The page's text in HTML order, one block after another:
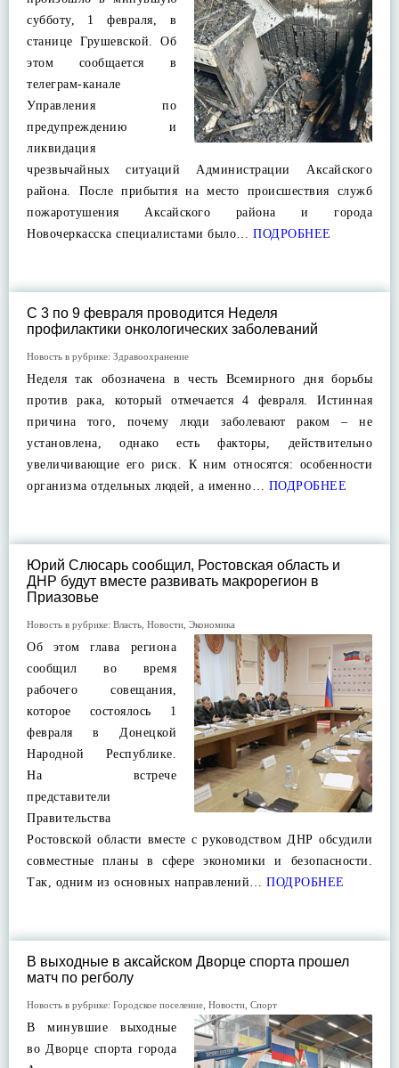
субботу, 1 февраля, в
станице Грушевской. Об
этом сообщается в
телеграм-канале
Управления по
предупреждению и
ликвидация
чрезвычайных ситуаций Администрации Аксайского
района. После прибытия на место происшествия служб
пожаротушения Аксайского района и города
Новочеркасска специалистами было… ПОДРОБНЕЕ
С 3 по 9 февраля проводится Неделя
профилактики онкологических заболеваний
Новость в рубрике: Здравоохранение
Неделя так обозначена в честь Всемирного дня борьбы
против рака, который отмечается 4 февраля. Истинная
причина того, почему люди заболевают раком – не
установлена, однако есть факторы, действительно
увеличивающие его риск. К ним относятся: особенности
организма отдельных людей, а именно… ПОДРОБНЕЕ
Юрий Слюсарь сообщил, Ростовская область и
ДНР будут вместе развивать макрорегион в
Приазовье
Новость в рубрике: Власть Новости Экономика
Об этом глава региона
сообщил во время
рабочего совещания,
которое состоялось 1
февраля в Донецкой
Народной Республике.
На встрече
представители
Правительства
Ростовской области вместе с руководством ДНР обсудили
совместные планы в сфере экономики и безопасности.
Так, одним из основных направлений… ПОДРОБНЕЕ
В выходные в аксайском Дворце спорта прошел
матч по регболу
Новость в рубрике: Городское поселение Новости Спорт
В минувшие выходные
во Дворце спорта города